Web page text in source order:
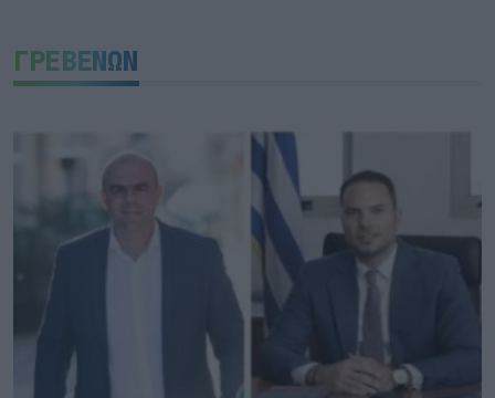
ΓΡΕΒΕΝΩΝ